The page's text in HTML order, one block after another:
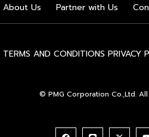
คุณวุฒิจากภาครัฐ ภาคเอกชน และส
เพาะความรู้เชิงปฏิบัติการให้แก่ผู้ปร
About Us Partner with Us
TERMS AND CONDITIONS PRIVACY
© PMG Corporation Co.,Ltd.